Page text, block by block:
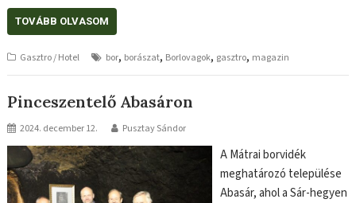
TOVÁBB OLVASOM
Gasztro / Hotel bor, borászat, Borlovagok, gasztro, magazin
Pinceszentelő Abasáron
2024. december 12. Pusztay Sándor
A Mátrai borvidék
meghatározó települése
Abasár, ahol a Sár-hegyen